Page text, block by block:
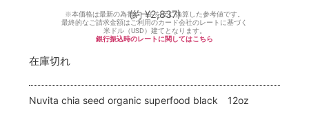
(約 ¥2,837)
※本価格は最新の為替レートを元に換算した参考値です。
最終的なご請求金額はご利用のカード会社のレートに基づく
米ドル（USD）建てとなります。
銀行振込時のレートに関してはこちら
在庫切れ
Nuvita chia seed organic superfood black 12oz